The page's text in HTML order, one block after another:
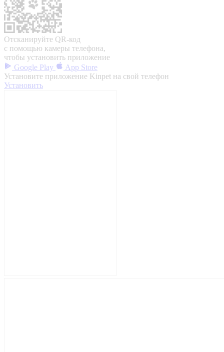
Отсканируйте QR-код
с помощью камеры телефона,
чтобы установить приложение
Google Play
App Store
Установите приложение Kinpet на свой телефон
Установить